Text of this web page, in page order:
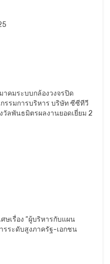
คมระบบกล้องวงจรปิด
รรมการบริหาร บริษัท ซีซีทีวี
วัลพันธมิตรผลงานยอดเยี่ยม 2
เรื่อง “ผู้บริหารกับแผน
รระดับสูงภาครัฐ-เอกชน